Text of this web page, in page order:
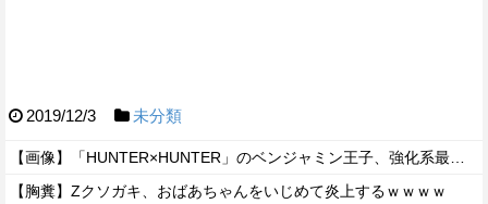
2019/12/3 未分類
【胸糞】Zクソガキ、おばあちゃんをいじめて炎上するｗｗｗｗ